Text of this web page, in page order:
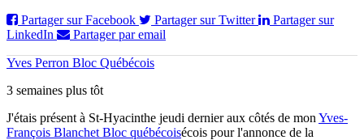
Partager sur Facebook
Partager sur Twitter
Partager sur
LinkedIn
Partager par email
Yves Perron Bloc Québécois
3 semaines plus tôt
J'étais présent à St-Hyacinthe jeudi dernier aux côtés de mon Yves-
François Blanchet Bloc québécoisécois pour l'annonce de la